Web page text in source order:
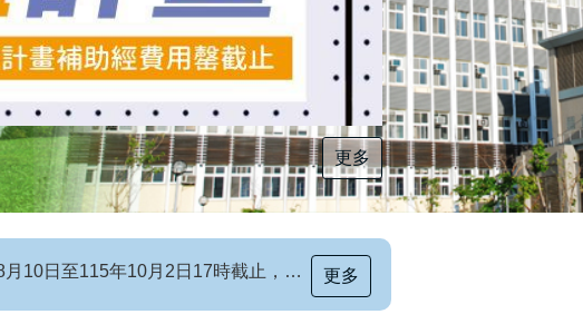
更多
[職前招生訊息]115年第6梯次自辦職前訓練招生簡章，自115年8月10日至115年10月2日17時截止，歡迎報名
更多